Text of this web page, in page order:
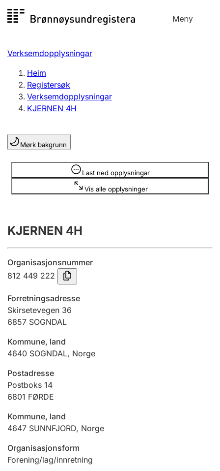
til
Meny
Registersøk
Aksjeselskap
Enkeltpersonføretak
Registrere, endre, slette
Lag og foreining
Registrere, endre, slette
Årsrekneskap
Innsending og forseinkingsgebyr
Tinglysing
Jeger
Ektepaktrettleiaren
Verksemdopplysningar
Heim
Registersøk
Verksemdopplysningar
KJERNEN 4H
Mørk bakgrunn
Last ned opplysningar
Vis alle opplysninger
Opplysninger er skjult
KJERNEN 4H
Organisasjonsnummer
812 449 222
Forretningsadresse
Skirsetevegen 36
6857 SOGNDAL
Kommune, land
4640 SOGNDAL, Norge
Postadresse
Postboks 14
6801 FØRDE
Kommune, land
4647 SUNNFJORD, Norge
Organisasjonsform
Forening/lag/innretning